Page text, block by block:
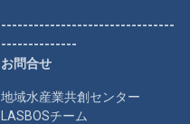
--------------------------------
--------------
お問合せ
地域水産業共創センター
LASBOSチーム